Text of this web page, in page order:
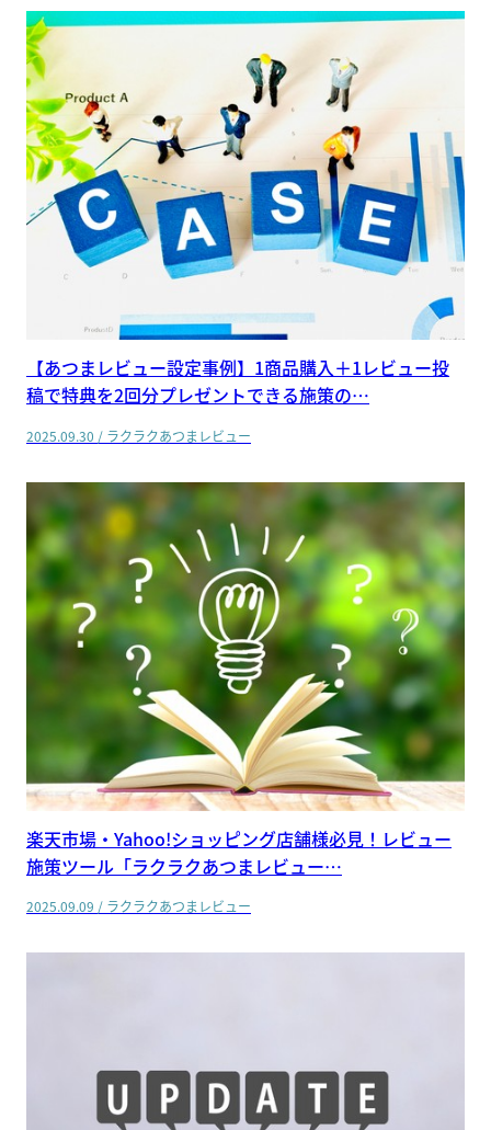
【あつまレビュー設定事例】1商品購入＋1レビュー投
稿で特典を2回分プレゼントできる施策の…
2025.09.30 / ラクラクあつまレビュー
楽天市場・Yahoo!ショッピング店舗様必見！レビュー
施策ツール「ラクラクあつまレビュー…
2025.09.09 / ラクラクあつまレビュー